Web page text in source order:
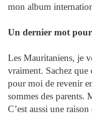
mon album
Un dernier mot
Les Mauritaniens, je
vraiment. Sachez
pour moi de revenir
sommes des parents.
C’est aussi une